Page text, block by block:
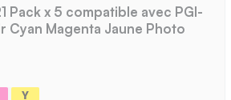
Pack x 5 compatible avec PGI-
Cyan Magenta Jaune Photo